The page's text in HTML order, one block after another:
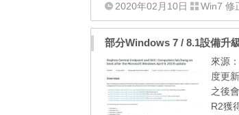
2020年02月10日
Win7 修
部分Windows 7 / 8.1設備升
來源
度更
之後
R2獲